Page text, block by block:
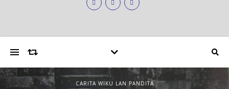
CARITA WIKU LAN PANDITA
LAYANG